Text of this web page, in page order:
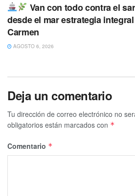
Van con todo contra el
desde el mar estrategia
Carmen
AGOSTO 6, 2026
Deja un comentario
Tu dirección de correo electrónico no
obligatorios están marcados con *
Comentario *